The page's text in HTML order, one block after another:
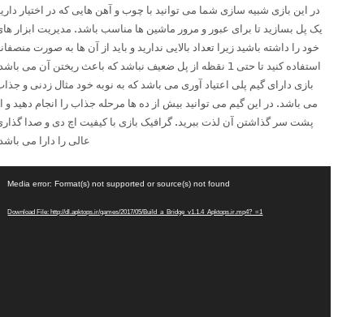
در این بازی شبیه سازی شما می توانید با چوب و آهن هایی که در اختیار دارید
یک پل بسازید تا برای عبور و مرور ماشین ها مناسب باشد. مدیریت ابزار های
خود را داشته باشید زیرا تعداد بالایی ندارید و باید از آن ها به صورت منصفانه
استفاده کنید تا حتی 1 نقظه از پل ضعیف نباشد که باعث ریختن آن می باشد.
بازی دارای گیم پلی اعتیاد آوری می باشد که به نوبه خود مثال زدنی و جذاب
می باشد. در این گیم می توانید بیش از ده ها مرحله جذاب را انجام دهید و از
پشت سر گذاشتن آن لذت ببرید. گرافیک بازی با کیفیت اچ دی و صدا گذاری
عالی را دارا می باشد.
Media error: Format(s) not supported or source(s) not found
Download File: http://dl.apktops.ir/games/2017/05/Build_a_Bridge_v1.1.4_Apktops.ir.mp4?_=1